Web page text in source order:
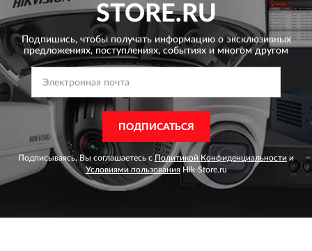
STORE.RU
Подпишись, чтобы получать информацию о эксклюзивных
предложениях, поступлениях, событиях и многом другом
ПОДПИСАТЬСЯ
Подписываясь, Вы соглашаетесь сПолитикой Конфиденциальности и
Условиями пользованияHik-Store.ru